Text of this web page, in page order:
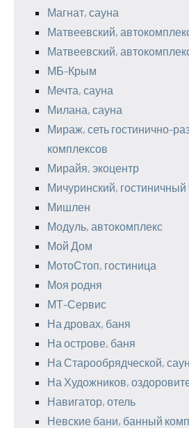
Магнат, сауна
Матвеевский,
Матвеевский,
МБ-Крым
Мечта, сауна
Милана, сауна
Мираж, сеть гостинично-
комплексов
Мирайя, экоцентр
Мичуринский, гостиничный
Мишлен
Модуль, автокомплекс
Мой Дом
МотоСтоп, гостиница
Моя родня
МТ-Сервис
На дровах, баня
На острове, баня
На Старообрядческой,
На Художников,
Навигатор, отель
Невские бани, банный